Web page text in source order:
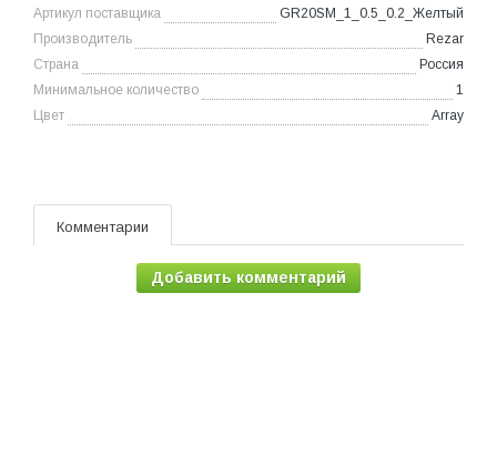
Артикул поставщика
GR20SM_1_0.5_0.2_Желтый
Производитель
Rezar
Страна
Россия
Минимальное количество
1
Цвет
Array
Комментарии
Добавить комментарий